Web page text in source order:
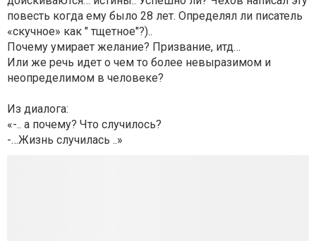
повесть когда ему было 28 лет. Определял ли писатель
«скучное» как " тщетное"?)..
Почему умирает желание? Призвание, итд…
Или же речь идет о чем то более невыразимом и
неопределимом в человеке?
Из диалога:
«-.. а почему? Что случилось?
-…Жизнь случилась ..»